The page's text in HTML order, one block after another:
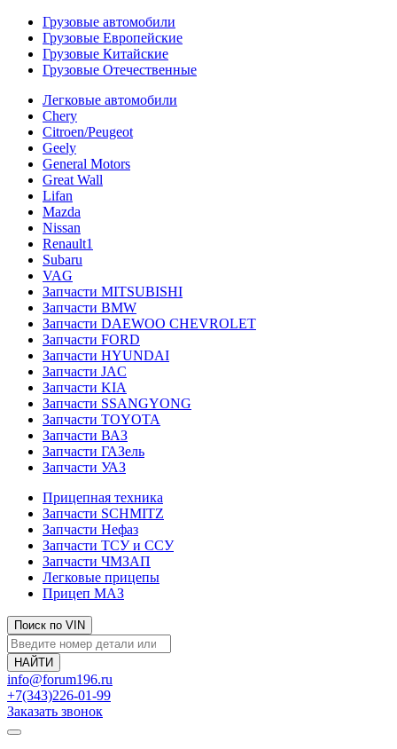
Грузовые автомобили
Грузовые Европейские
Грузовые Китайские
Грузовые Отечественные
Легковые автомобили
Chery
Citroen/Peugeot
Geely
General Motors
Great Wall
Lifan
Mazda
Nissan
Renault1
Subaru
VAG
Запчасти MITSUBISHI
Запчасти BMW
Запчасти DAEWOO CHEVROLET
Запчасти FORD
Запчасти HYUNDAI
Запчасти JAC
Запчасти KIA
Запчасти SSANGYONG
Запчасти TOYOTA
Запчасти ВАЗ
Запчасти ГАЗель
Запчасти УАЗ
Прицепная техника
Запчасти SCHMITZ
Запчасти Нефаз
Запчасти ТСУ и ССУ
Запчасти ЧМЗАП
Легковые прицепы
Прицеп МАЗ
Поиск по VIN
info@forum196.ru
+7(343)226-01-99
Заказать звонок